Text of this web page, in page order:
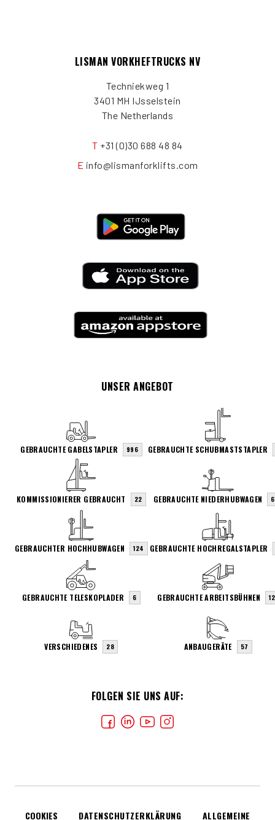
LISMAN VORKHEFTRUCKS NV
Techniekweg 1
3401 MH IJsselstein
The Netherlands
T +31 (0)30 688 48 84
E info@lismanforklifts.com
FOLGEN SIE UNS AUF:
UNSER ANGEBOT
GEBRAUCHTE GABELSTAPLER 996 GEBRAUCHTE SCHUBMASTSTAPLER
KOMMISSIONIERER GEBRAUCHT 22 GEBRAUCHTE NIEDERHUBWAGEN
GEBRAUCHTER HOCHHUBWAGEN 124 GEBRAUCHTE HOCHREGALSTAPLER
GEBRAUCHTE TELESKOPLADER 6 GEBRAUCHTE ARBEITSBÜHNEN 12
VERSCHIEDENES 28 ANBAUGERÄTE 57
COOKIES DATENSCHUTZERKLÄRUNG ALLGEMEINE